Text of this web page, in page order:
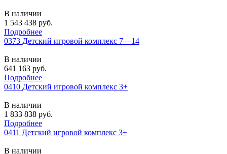
В наличии
1 543 438 руб.
Подробнее
0373 Детский игровой комплекс 7—14
В наличии
641 163 руб.
Подробнее
0410 Детский игровой комплекс 3+
В наличии
1 833 838 руб.
Подробнее
0411 Детский игровой комплекс 3+
В наличии